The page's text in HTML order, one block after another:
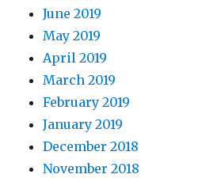
June 2019
May 2019
April 2019
March 2019
February 2019
January 2019
December 2018
November 2018